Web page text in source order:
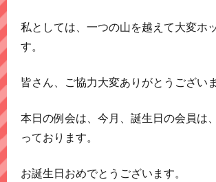
私としては、一つの山を越えて大変ホ
す。
皆さん、ご協力大変ありがとうござい
本日の例会は、今月、誕生日の会員は
っております。
お誕生日おめでとうございます。